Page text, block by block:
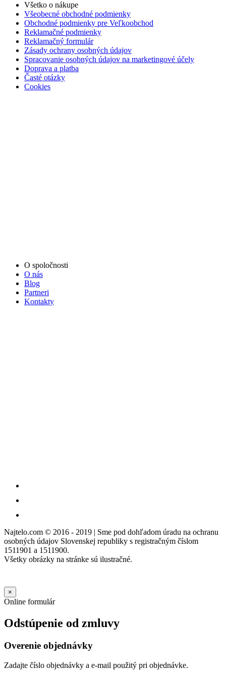
Všetko o nákupe
Všeobecné obchodné podmienky
Obchodné podmienky pre Veľkoobchod
Reklamačné podmienky
Reklamačný formulár
Zásady ochrany osobných údajov
Spracovanie osobných údajov na marketingové účely
Doprava a platba
Časté otázky
Cookies
O spoločnosti
O nás
Blog
Partneri
Kontakty
Najtelo.com © 2016 - 2019 | Sme pod dohľadom úradu na ochranu
osobných údajov Slovenskej republiky s registračným číslom
1511901 a 1511900.
Všetky obrázky na stránke sú ilustračné.
×
Online formulár
Odstúpenie od zmluvy
Overenie objednávky
Zadajte číslo objednávky a e-mail použitý pri objednávke.